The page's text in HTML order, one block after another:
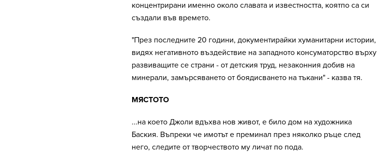
концентрирани именно около славата и известността, коятпо са си
създали във времето.
"През последните 20 години, документирайки хуманитарни истории,
видях негативното въздействие на западното консуматорство върху
развиващите се страни - от детския труд, незаконния добив на
минерали, замърсяването от боядисването на тъкани" - казва тя.
МЯСТОТО
...на което Джоли вдъхва нов живот, е било дом на художника
Баския. Въпреки че имотът е преминал през няколко ръце след
него, следите от творчеството му личат по пода.